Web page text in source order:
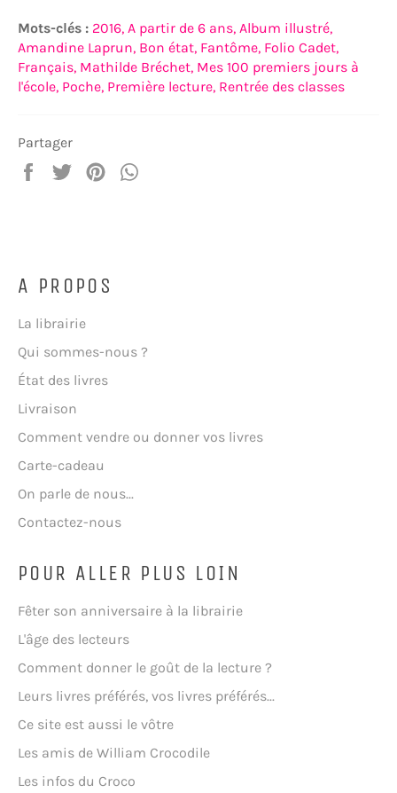
Mots-clés : 2016, A partir de 6 ans, Album illustré,
Amandine Laprun, Bon état, Fantôme, Folio Cadet,
Français, Mathilde Bréchet, Mes 100 premiers jours à
l'école, Poche, Première lecture, Rentrée des classes
Partager
PartagerTweeterÉpingler
A PROPOS
La librairie
Qui sommes-nous ?
État des livres
Livraison
Comment vendre ou donner vos livres
Carte-cadeau
On parle de nous...
Contactez-nous
POUR ALLER PLUS LOIN
Fêter son anniversaire à la librairie
L'âge des lecteurs
Comment donner le goût de la lecture ?
Leurs livres préférés, vos livres préférés...
Ce site est aussi le vôtre
Les amis de William Crocodile
Les infos du Croco